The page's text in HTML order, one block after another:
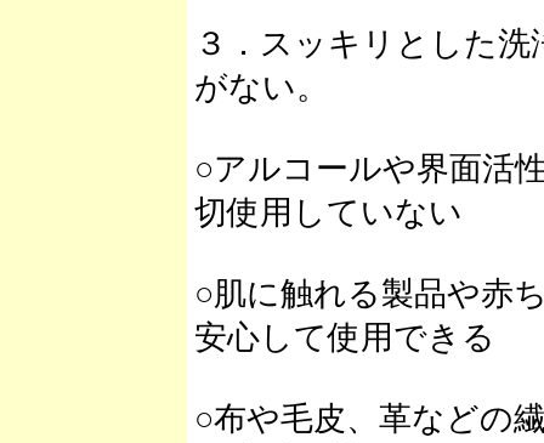
３．スッキリとした
がない。
○アルコールや界面活
切使用していない
○肌に触れる製品や赤
安心して使用できる
○布や毛皮、革などの